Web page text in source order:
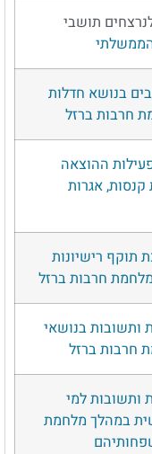
תושבי
בנושא חדלות
חרבות ברזל
ההוצאה
קנסות, אגרות
תוקף רישיונות
חרבות ברזל
ותשובות בנושאי
חרבות ברזל
ותשובות למי
במהלך מלחמת